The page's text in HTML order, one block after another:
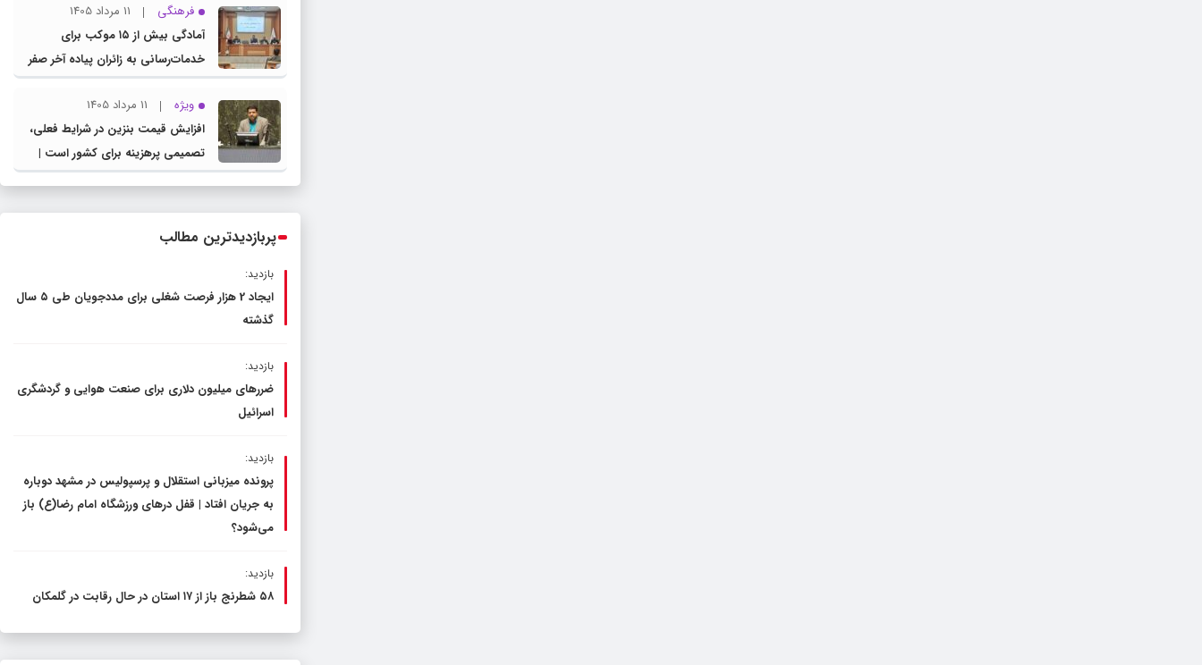
آموزش مجلس با مدیرکل آموزش و
پرورش خراسان رضوی
فرهنگی
11 مرداد 1405
آمادگی بیش از ۱۵ موکب برای
خدمات‌رسانی به زائران پیاده آخر صفر
در شهرستان چناران
ویژه
11 مرداد 1405
افزایش قیمت بنزین در شرایط فعلی،
تصمیمی پرهزینه برای کشور است |
دولت، قاچاق سوخت و عوامل اصلی
پربازدیدترین مطالب
بازدید:
ایجاد 2 هزار فرصت شغلی برای مددجویان طی ۵ سال
گذشته
بازدید:
ضررهای میلیون دلاری برای صنعت هوایی و گردشگری
اسرائیل
بازدید:
پرونده میزبانی استقلال و پرسپولیس در مشهد دوباره
به جریان افتاد | قفل در‌های ورزشگاه امام رضا(ع) باز
می‌شود؟
بازدید:
۵۸ شطرنج‌ باز از ۱۷ استان در حال رقابت در گلمکان